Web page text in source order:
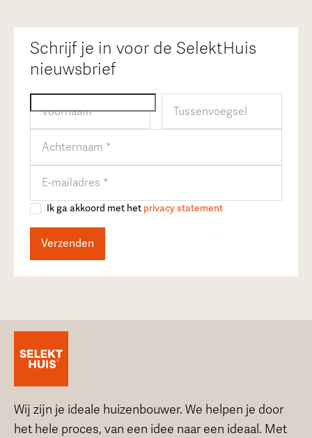
Schrijf je in voor de SelektHuis
nieuwsbrief
Ik ga akkoord met het privacy statement
Wij zijn je ideale huizenbouwer. We helpen je door
het hele proces, van een idee naar een ideaal. Met